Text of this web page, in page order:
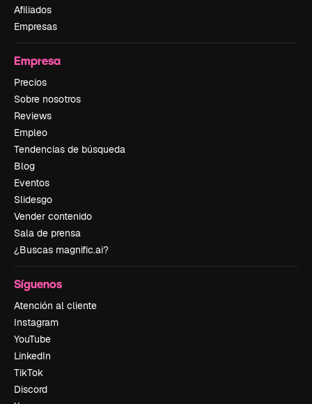
Afiliados
Empresas
Empresa
Precios
Sobre nosotros
Reviews
Empleo
Tendencias de búsqueda
Blog
Eventos
Slidesgo
Vender contenido
Sala de prensa
¿Buscas magnific.ai?
Síguenos
Atención al cliente
Instagram
YouTube
LinkedIn
TikTok
Discord